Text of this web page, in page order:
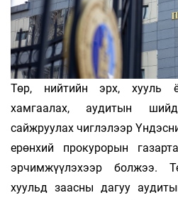
Төр, нийтийн эрх, хууль
хамгаалах, аудитын
сайжруулах чиглэлээр
ерөнхий прокурорын
эрчимжүүлэхээр болжээ.
хуульд заасны дагуу